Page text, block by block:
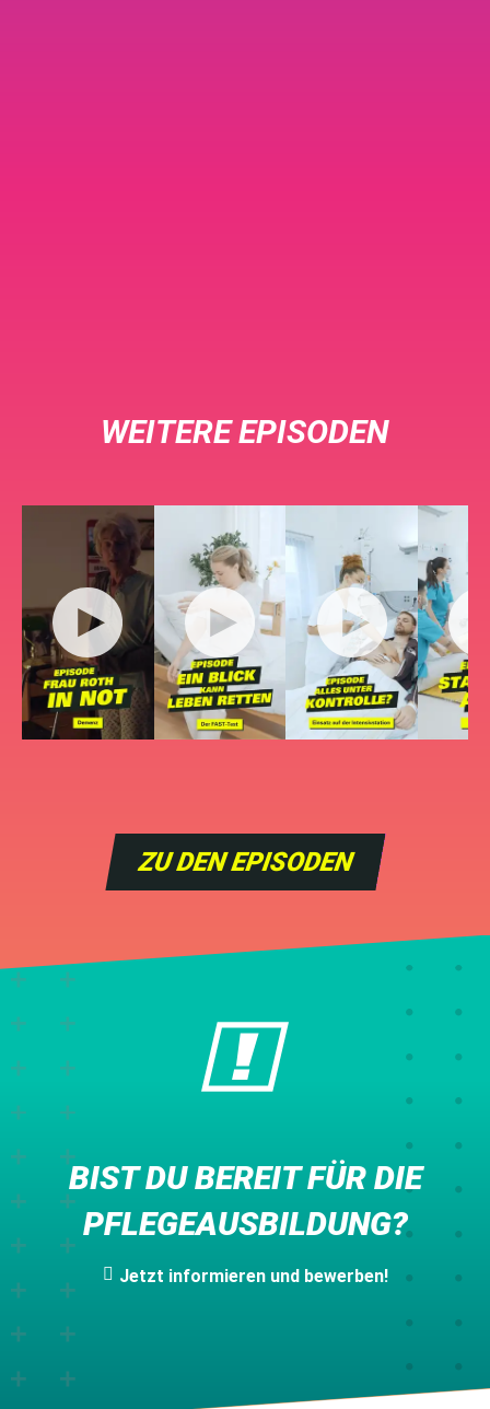
WEITERE EPISODEN
ZU DEN EPISODEN
BIST DU BEREIT FÜR DIE
PFLEGEAUSBILDUNG?
Jetzt informieren und bewerben!